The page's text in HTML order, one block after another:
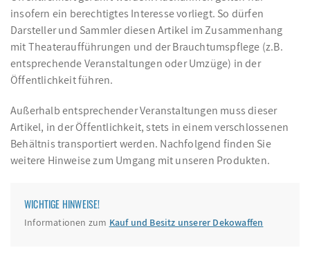
insofern ein berechtigtes Interesse vorliegt. So dürfen
Darsteller und Sammler diesen Artikel im Zusammenhang
mit Theateraufführungen und der Brauchtumspflege (z.B.
entsprechende Veranstaltungen oder Umzüge) in der
Öffentlichkeit führen.
Außerhalb entsprechender Veranstaltungen muss dieser
Artikel, in der Öffentlichkeit, stets in einem verschlossenen
Behältnis transportiert werden. Nachfolgend finden Sie
weitere Hinweise zum Umgang mit unseren Produkten.
WICHTIGE HINWEISE!
Informationen zum Kauf und Besitz unserer Dekowaffen